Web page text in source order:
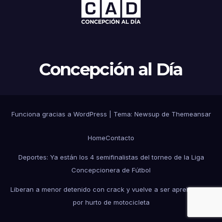
Concepción al Día
Funciona gracias a WordPress Tema: Newsup de Themeansar
HomeContacto
Deportes: Ya están los 4 semifinalistas del torneo de la Liga
Concepcionera de Fútbol
Liberan a menor detenido con crack y vuelve a ser aprehendido
por hurto de motocicleta